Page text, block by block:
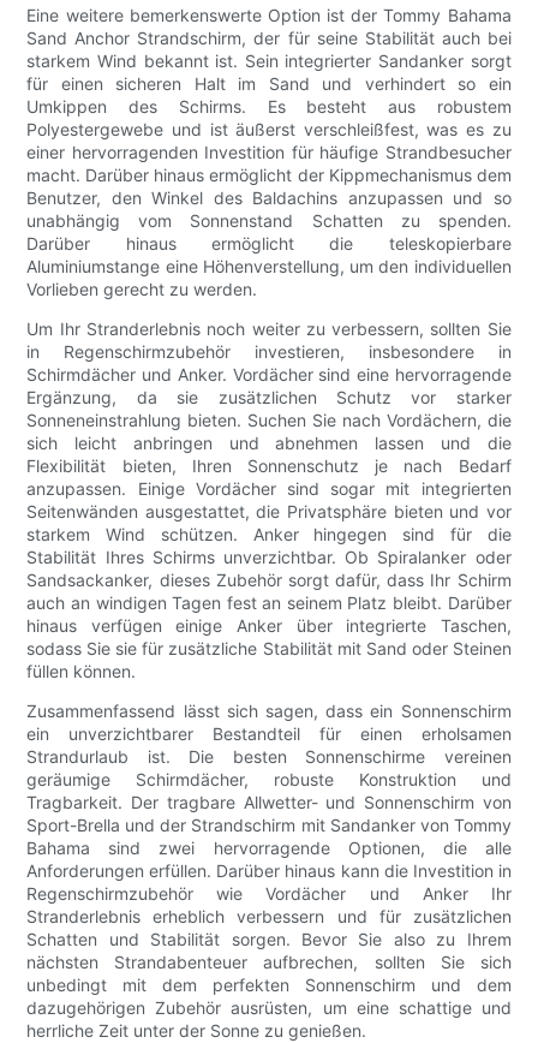
Eine weitere bemerkenswerte Option ist der Tommy Bahama
Sand Anchor Strandschirm, der für seine Stabilität auch bei
starkem Wind bekannt ist. Sein integrierter Sandanker sorgt
für einen sicheren Halt im Sand und verhindert so ein
Umkippen des Schirms. Es besteht aus robustem
Polyestergewebe und ist äußerst verschleißfest, was es zu
einer hervorragenden Investition für häufige Strandbesucher
macht. Darüber hinaus ermöglicht der Kippmechanismus dem
Benutzer, den Winkel des Baldachins anzupassen und so
unabhängig vom Sonnenstand Schatten zu spenden.
Darüber hinaus ermöglicht die teleskopierbare
Aluminiumstange eine Höhenverstellung, um den individuellen
Vorlieben gerecht zu werden.
Um Ihr Stranderlebnis noch weiter zu verbessern, sollten Sie
in Regenschirmzubehör investieren, insbesondere in
Schirmdächer und Anker. Vordächer sind eine hervorragende
Ergänzung, da sie zusätzlichen Schutz vor starker
Sonneneinstrahlung bieten. Suchen Sie nach Vordächern, die
sich leicht anbringen und abnehmen lassen und die
Flexibilität bieten, Ihren Sonnenschutz je nach Bedarf
anzupassen. Einige Vordächer sind sogar mit integrierten
Seitenwänden ausgestattet, die Privatsphäre bieten und vor
starkem Wind schützen. Anker hingegen sind für die
Stabilität Ihres Schirms unverzichtbar. Ob Spiralanker oder
Sandsackanker, dieses Zubehör sorgt dafür, dass Ihr Schirm
auch an windigen Tagen fest an seinem Platz bleibt. Darüber
hinaus verfügen einige Anker über integrierte Taschen,
sodass Sie sie für zusätzliche Stabilität mit Sand oder Steinen
füllen können.
Zusammenfassend lässt sich sagen, dass ein Sonnenschirm
ein unverzichtbarer Bestandteil für einen erholsamen
Strandurlaub ist. Die besten Sonnenschirme vereinen
geräumige Schirmdächer, robuste Konstruktion und
Tragbarkeit. Der tragbare Allwetter- und Sonnenschirm von
Sport-Brella und der Strandschirm mit Sandanker von Tommy
Bahama sind zwei hervorragende Optionen, die alle
Anforderungen erfüllen. Darüber hinaus kann die Investition in
Regenschirmzubehör wie Vordächer und Anker Ihr
Stranderlebnis erheblich verbessern und für zusätzlichen
Schatten und Stabilität sorgen. Bevor Sie also zu Ihrem
nächsten Strandabenteuer aufbrechen, sollten Sie sich
unbedingt mit dem perfekten Sonnenschirm und dem
dazugehörigen Zubehör ausrüsten, um eine schattige und
herrliche Zeit unter der Sonne zu genießen.